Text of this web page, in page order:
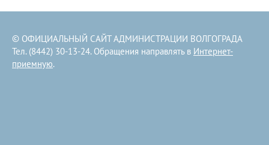
© ОФИЦИАЛЬНЫЙ САЙТ АДМИНИСТРАЦИИ ВОЛГОГРАДА
Тел. (8442) 30-13-24. Обращения направлять в Интернет-
приемную.